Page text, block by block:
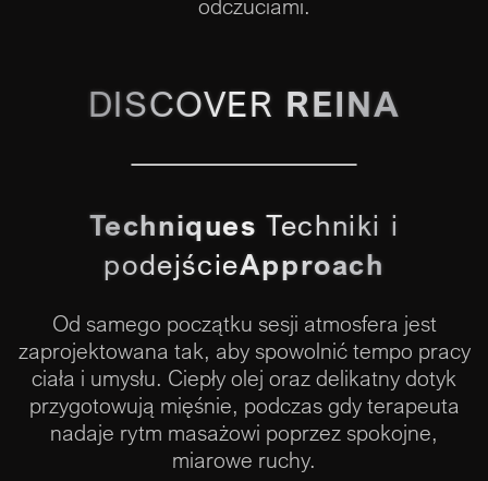
odczuciami.
DISCOVER REINA
TechniquesTechniki i
podejścieApproach
Od samego początku sesji atmosfera jest
zaprojektowana tak, aby spowolnić tempo pracy
ciała i umysłu. Ciepły olej oraz delikatny dotyk
przygotowują mięśnie, podczas gdy terapeuta
nadaje rytm masażowi poprzez spokojne,
miarowe ruchy.